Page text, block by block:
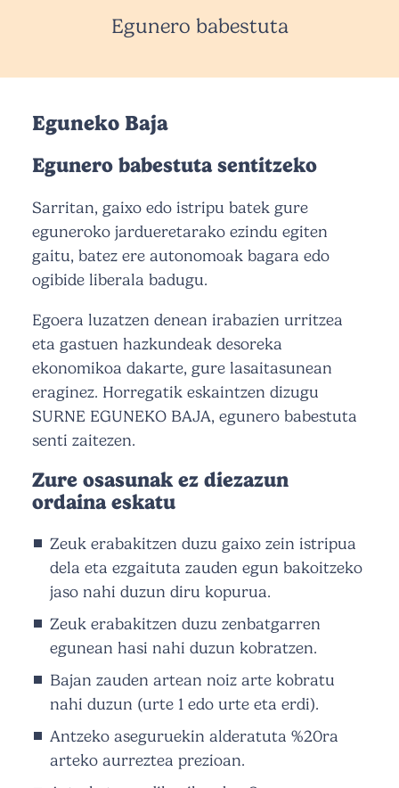
Egunero babestuta
Eguneko Baja
Egunero babestuta sentitzeko
Sarritan, gaixo edo istripu batek gure
eguneroko jardueretarako ezindu egiten
gaitu, batez ere autonomoak bagara edo
ogibide liberala badugu.
Egoera luzatzen denean irabazien urritzea
eta gastuen hazkundeak desoreka
ekonomikoa dakarte, gure lasaitasunean
eraginez. Horregatik eskaintzen dizugu
SURNE EGUNEKO BAJA, egunero babestuta
senti zaitezen.
Zure osasunak ez diezazun
ordaina eskatu
Zeuk erabakitzen duzu gaixo zein istripua
dela eta ezgaituta zauden egun bakoitzeko
jaso nahi duzun diru kopurua.
Zeuk erabakitzen duzu zenbatgarren
egunean hasi nahi duzun kobratzen.
Bajan zauden artean noiz arte kobratu
nahi duzun (urte 1 edo urte eta erdi).
Antzeko aseguruekin alderatuta %20ra
arteko aurreztea prezioan.